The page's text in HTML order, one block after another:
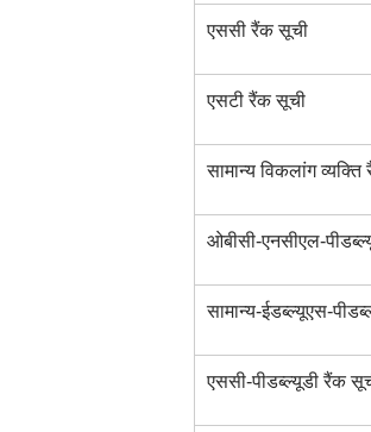
एससी रैंक सूची
एसटी रैंक सूची
सामान्य विकलांग
ओबीसी-एनसीएल-
सामान्य-ईडब्ल्यूएस-
एससी-पीडब्ल्यूडी रैंक